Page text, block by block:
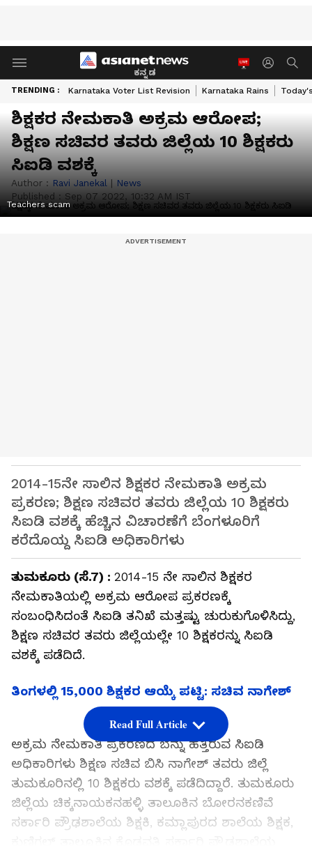
ಕನ್ನಡ
TRENDING : Karnataka Voter List Revision Karnataka Rains
ಶಿಕ್ಷಕರ ನೇಮಕಾತಿ ಅಕ್ರಮ ಆರೋಪ;
ಶಿಕ್ಷಣ ಸಚಿವರ ತವರು ಜಿಲ್ಲೆಯ 10 ಶಿಕ್ಷಕರು
ಸಿಐಡಿ ವಶಕ್ಕೆ
Author : Ravi Janekal | News
Published : Sep 07 2022, 10:32 AM IST
Teachers scam
2014-15ನೇ ಸಾಲಿನ ಶಿಕ್ಷಕರ ನೇಮಕಾತಿ ಅಕ್ರಮ
ಪ್ರಕರಣ; ಶಿಕ್ಷಣ ಸಚಿವರ ತವರು ಜಿಲ್ಲೆಯ 10 ಶಿಕ್ಷಕರು
ಸಿಐಡಿ ವಶಕ್ಕೆ ಹೆಚ್ಚಿನ ವಿಚಾರಣೆಗೆ ಬೆಂಗಳೂರಿಗೆ
ಕರೆದೊಯ್ದ ಸಿಐಡಿ ಅಧಿಕಾರಿಗಳು
ತುಮಕೂರು (ಸೆ.7) : 2014-15 ನೇ ಸಾಲಿನ ಶಿಕ್ಷಕರ
ನೇಮಕಾತಿಯಲ್ಲಿ ಅಕ್ರಮ ಆರೋಪ ಪ್ರಕರಣಕ್ಕೆ
ಸಂಬಂಧಿಸಿದಂತೆ ಸಿಐಡಿ ತನಿಖೆ ಮತ್ತಷ್ಟು ಚುರುಕುಗೊಳಿಸಿದ್ದು,
ಶಿಕ್ಷಣ ಸಚಿವ‌ರ ತವರು ಜಿಲ್ಲೆಯಲ್ಲೇ 10 ಶಿಕ್ಷಕರನ್ನು ಸಿಐಡಿ
ವಶಕ್ಕೆ ಪಡೆದಿದೆ.
ತಿಂಗಳಲ್ಲಿ 15,000 ಶಿಕ್ಷಕರ ಆಯ್ಕೆ ಪಟ್ಟಿ: ಸಚಿವ ನಾಗೇಶ್‌
ಅಕ್ರಮ ನೇಮಕಾತಿ ಪ್ರಕರಣದ ಬೆನ್ನು ಹತ್ತಿರುವ ಸಿಐಡಿ
ಅಧಿಕಾರಿಗಳು ಶಿಕ್ಷಣ ಸಚಿವ ಬಿಸಿ ನಾಗೇಶ್ ತವರು ಜಿಲ್ಲೆ
ತುಮಕೂರಿನಲ್ಲಿ 10 ಶಿಕ್ಷಕರು ವಶಕ್ಕೆ ಪಡೆದಿದ್ದಾರೆ. ತುಮಕೂರು
ಜಿಲ್ಲೆಯ ಚಿಕ್ಕನಾಯಕನಹಳ್ಳಿ ತಾಲೂಕಿನ ಬೋರನಕಣಿವೆ
ಸರ್ಕಾರಿ ಪ್ರೌಢಶಾಲೆಯ ಶಿಕ್ಷಕಿ, ಕಮ್ಲಾಪುರದ ಶಾಲೆಯ ಶಿಕ್ಷಕ,
Read Full Article